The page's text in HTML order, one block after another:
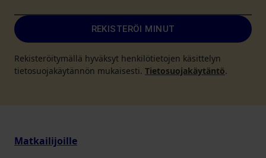
REKISTERÖI MINUT
Rekisteröitymällä hyväksyt henkilötietojen käsittelyn
tietosuojakäytännön mukaisesti. Tietosuojakäytäntö.
Matkailijoille